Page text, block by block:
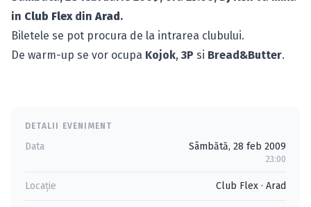
in Club Flex dinArad.
Biletele se pot procura de la intrarea clubului.
De warm-up se vor ocupa Kojok, 3P si Bread&Butter.
DETALII EVENIMENT
Data Sâmbătă, 28 feb 2009
23:00
Locație Club Flex · Arad